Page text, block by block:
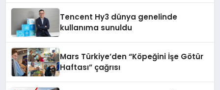
Tencent Hy3 dünya genelinde
kullanıma sunuldu
Mars Türkiye’den “Köpeğini İşe Götür
Haftası” çağrısı